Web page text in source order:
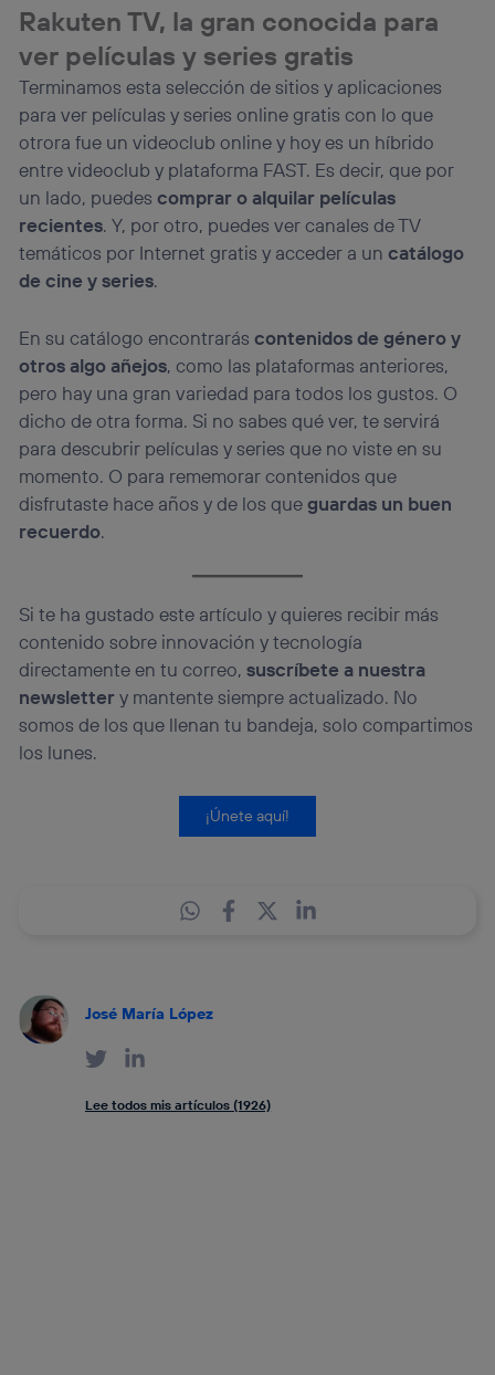
Rakuten TV, la gran conocida para
ver películas y series gratis
Terminamos esta selección de sitios y aplicaciones
para ver películas y series online gratis con lo que
otrora fue un videoclub online y hoy es un híbrido
entre videoclub y plataforma FAST. Es decir, que por
un lado, puedescomprar o alquilar películas
recientes. Y, por otro, puedes ver canales de TV
temáticos por Internet gratis y acceder a uncatálogo
de cine y series.
En su catálogo encontraráscontenidos de género y
otros algo añejos, como las plataformas anteriores,
pero hay una gran variedad para todos los gustos. O
dicho de otra forma. Si no sabes qué ver, te servirá
para descubrir películas y series que no viste en su
momento. O para rememorar contenidos que
disfrutaste hace años y de los queguardas un buen
recuerdo.
Si te ha gustado este artículo y quieres recibir más
contenido sobre innovación y tecnología
directamente en tu correo,suscríbete a nuestra
newslettery mantente siempre actualizado. No
somos de los que llenan tu bandeja, solo compartimos
los lunes.
¡Únete aquí!
José María López
Lee todos mis artículos (1926)